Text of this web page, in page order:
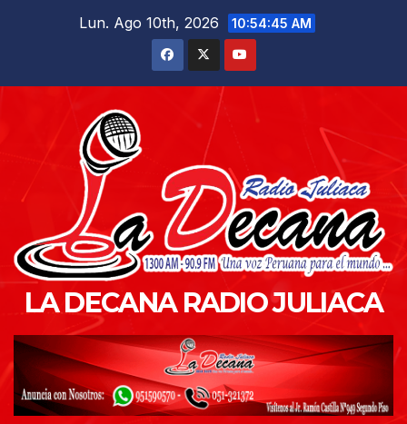
Lun. Ago 10th, 2026 10:54:47 AM
LA DECANA RADIO JULIACA